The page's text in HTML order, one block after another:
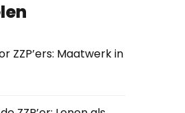
ZZP’ers: Maatwerk in